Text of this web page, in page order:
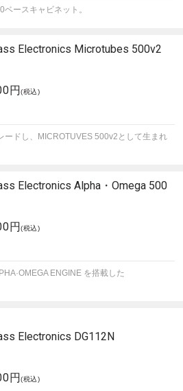
ースキャビネット。
Electronics Microtubes 500v2
円(税込)
ードし、MICROTUVES 500v2として生まれ
Electronics Alpha・Omega 500
円(税込)
ENGINE を搭載した
Electronics DG112N
円(税込)